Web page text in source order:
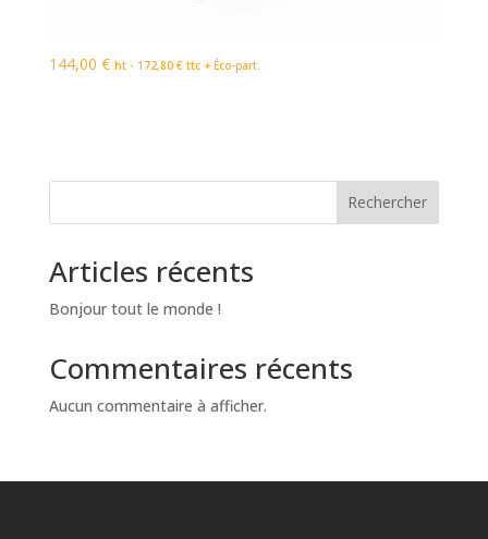
144,00 € ht - 172,80 € ttc + Éco-part.
Rechercher
Articles récents
Bonjour tout le monde !
Commentaires récents
Aucun commentaire à afficher.